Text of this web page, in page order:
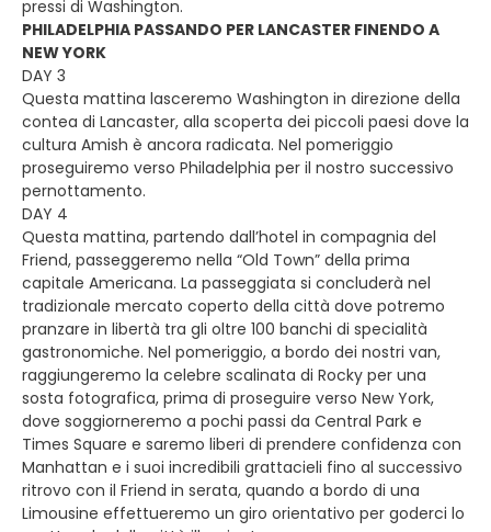
pressi di Washington.
PHILADELPHIA PASSANDO PER LANCASTER FINENDO A
NEW YORK
DAY 3
Questa mattina lasceremo Washington in direzione della
contea di Lancaster, alla scoperta dei piccoli paesi dove la
cultura Amish è ancora radicata. Nel pomeriggio
proseguiremo verso Philadelphia per il nostro successivo
pernottamento.
DAY 4
Questa mattina, partendo dall’hotel in compagnia del
Friend, passeggeremo nella “Old Town” della prima
capitale Americana. La passeggiata si concluderà nel
tradizionale mercato coperto della città dove potremo
pranzare in libertà tra gli oltre 100 banchi di specialità
gastronomiche. Nel pomeriggio, a bordo dei nostri van,
raggiungeremo la celebre scalinata di Rocky per una
sosta fotografica, prima di proseguire verso New York,
dove soggiorneremo a pochi passi da Central Park e
Times Square e saremo liberi di prendere confidenza con
Manhattan e i suoi incredibili grattacieli fino al successivo
ritrovo con il Friend in serata, quando a bordo di una
Limousine effettueremo un giro orientativo per goderci lo